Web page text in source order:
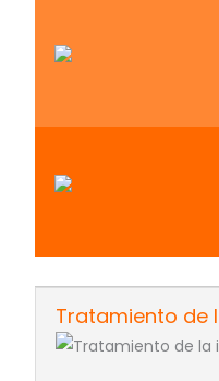
Tratamiento de